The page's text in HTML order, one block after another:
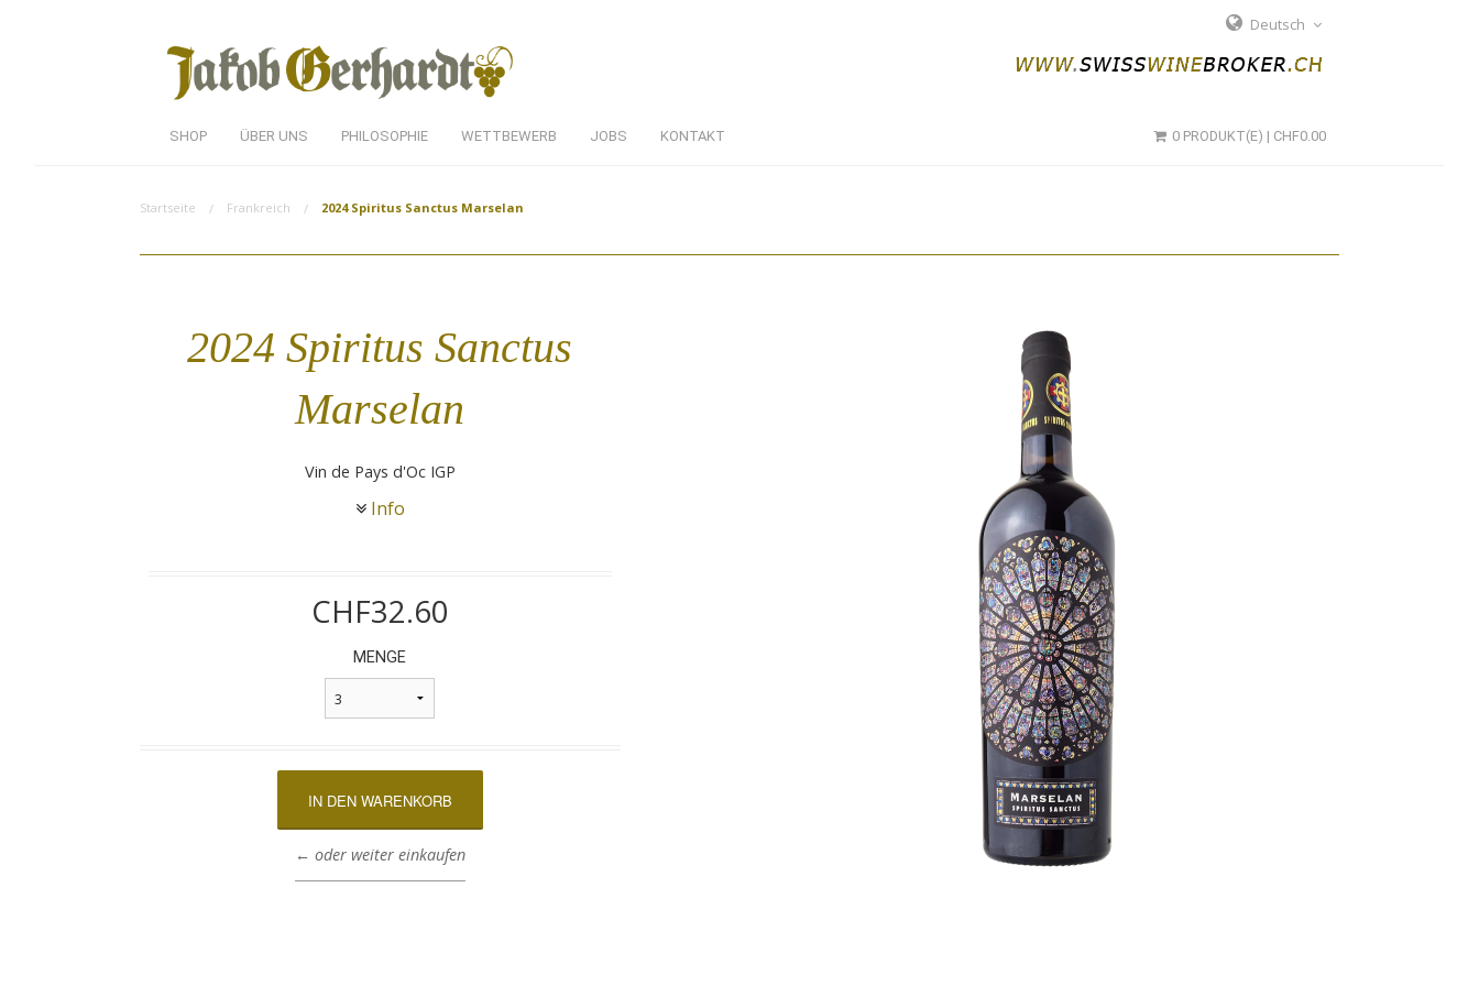
Deutsch
SHOP ÜBER UNS PHILOSOPHIE WETTBEWERB JOBS KONTAKT 0 PRODUKT(E) | CHF0.00
Startseite Frankreich 2024 Spiritus Sanctus Marselan
2024 Spiritus Sanctus
Marselan
Vin de Pays d'Oc IGP
Info
CHF32.60
MENGE
← oder weiter einkaufen